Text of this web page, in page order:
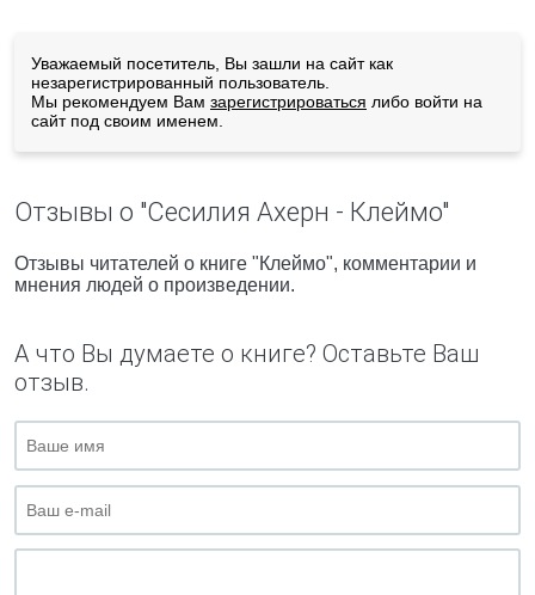
Уважаемый посетитель, Вы зашли на сайт как
незарегистрированный пользователь.
Мы рекомендуем Вам зарегистрироваться либо войти на
сайт под своим именем.
Отзывы о "Сесилия Ахерн - Клеймо"
Отзывы читателей о книге "Клеймо", комментарии и
мнения людей о произведении.
А что Вы думаете о книге? Оставьте Ваш
отзыв.